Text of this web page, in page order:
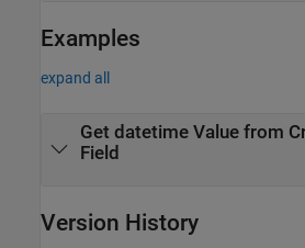
Examples
expand all
Get datetime Value from
Field
Version History